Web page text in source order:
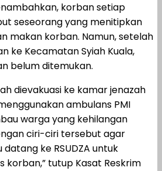
korban setiap
seseorang yang menitipkan
makan korban. Namun, setelah
ke Kecamatan Syiah Kuala,
belum ditemukan.
dievakuasi ke kamar jenazah
ambulans PMI
warga yang kehilangan
ciri-ciri tersebut agar
ke RSUDZA untuk
korban,” tutup Kasat Reskrim